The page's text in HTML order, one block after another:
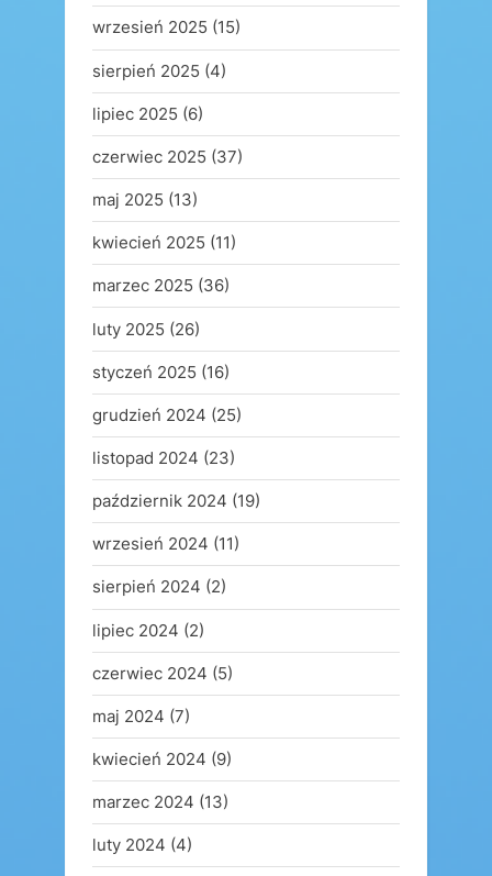
wrzesień 2025 (15)
sierpień 2025 (4)
lipiec 2025 (6)
czerwiec 2025 (37)
maj 2025 (13)
kwiecień 2025 (11)
marzec 2025 (36)
luty 2025 (26)
styczeń 2025 (16)
grudzień 2024 (25)
listopad 2024 (23)
październik 2024 (19)
wrzesień 2024 (11)
sierpień 2024 (2)
lipiec 2024 (2)
czerwiec 2024 (5)
maj 2024 (7)
kwiecień 2024 (9)
marzec 2024 (13)
luty 2024 (4)